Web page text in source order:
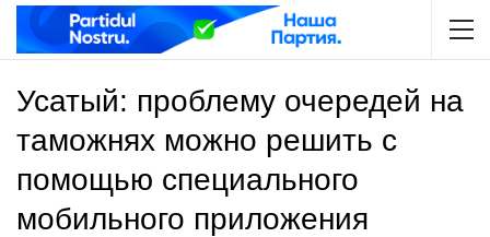
Усатый: проблему очередей на
таможнях можно решить с
помощью специального
мобильного приложения